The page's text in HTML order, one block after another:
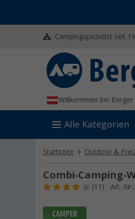
Campingspezialist seit
Willkommen bei Berger
Alle Kategorien
Startseite Outdoor &
Combi-Camping-
(11) Art.-